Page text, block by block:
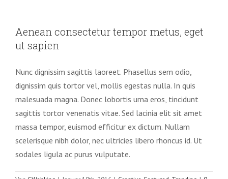
Trending
Aenean consectetur tempor metus, eget
ut sapien
Nunc dignissim sagittis laoreet. Phasellus sem odio,
dignissim quis tortor vel, mollis egestas nulla. In quis
malesuada magna. Donec lobortis urna eros, tincidunt
sagittis tortor venenatis vitae. Sed lacinia elit sit amet
massa tempor, euismod efficitur ex dictum. Nullam
scelerisque nibh dolor, nec ultricies libero rhoncus id. Ut
sodales ligula ac purus vulputate.